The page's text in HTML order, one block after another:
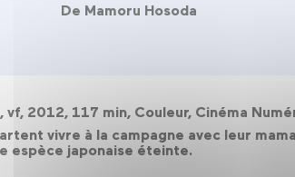
De Mamoru Hosoda
vf, 2012, 117 min, Couleur, Cinéma
vivre à la campagne avec leur
espèce japonaise éteinte.